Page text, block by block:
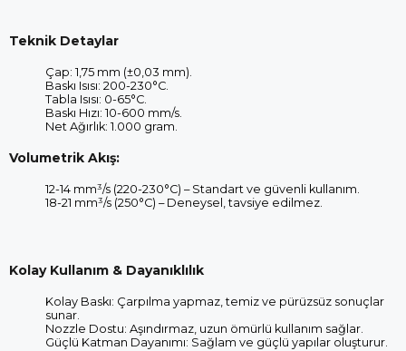
Teknik Detaylar
Çap: 1,75 mm (±0,03 mm).
Baskı Isısı: 200-230°C.
Tabla Isısı: 0-65°C.
Baskı Hızı: 10-600 mm/s.
Net Ağırlık: 1.000 gram.
Volumetrik Akış:
12-14 mm³/s (220-230°C) – Standart ve güvenli kullanım.
18-21 mm³/s (250°C) – Deneysel, tavsiye edilmez.
Kolay Kullanım & Dayanıklılık
Kolay Baskı: Çarpılma yapmaz, temiz ve pürüzsüz sonuçlar
sunar.
Nozzle Dostu: Aşındırmaz, uzun ömürlü kullanım sağlar.
Güçlü Katman Dayanımı: Sağlam ve güçlü yapılar oluşturur.